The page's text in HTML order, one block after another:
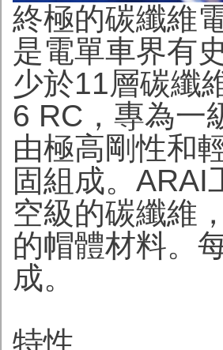
終極的碳纖維
是電單車界有
少於11層碳纖
6 RC，專為一
由極高剛性和
固組成。ARAI
空級的碳纖維
的帽體材料。
成。
特性